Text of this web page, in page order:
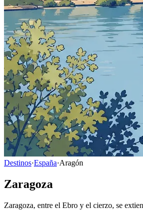
Destinos·España·Aragón
Zaragoza
Zaragoza, entre el Ebro y el cierzo, se